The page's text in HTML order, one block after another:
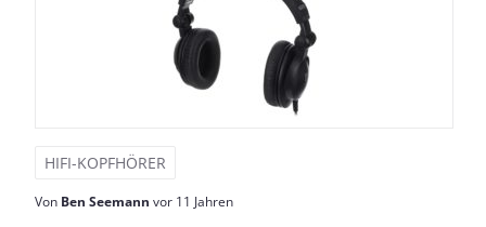
HIFI-KOPFHÖRER
Von Ben Seemann vor 11 Jahren